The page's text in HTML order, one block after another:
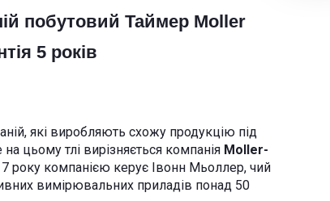
побутовий Таймер Moller
5 років
які виробляють схожу продукцію під
цьому тлі вирізняється компанія Moller-
року компанією керує Івонн Мьоллер, чий
вимірювальних приладів понад 50